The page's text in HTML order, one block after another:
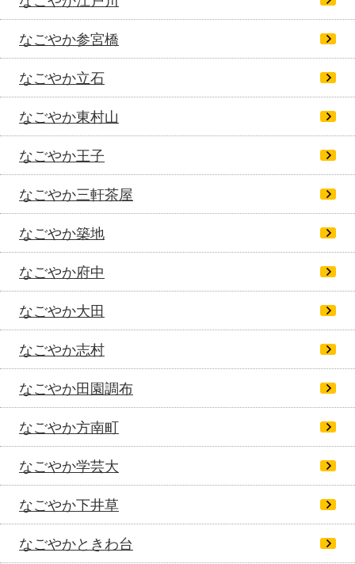
なごやか参宮橋
なごやか立石
なごやか東村山
なごやか王子
なごやか三軒茶屋
なごやか築地
なごやか府中
なごやか大田
なごやか志村
なごやか田園調布
なごやか方南町
なごやか学芸大
なごやか下井草
なごやかときわ台